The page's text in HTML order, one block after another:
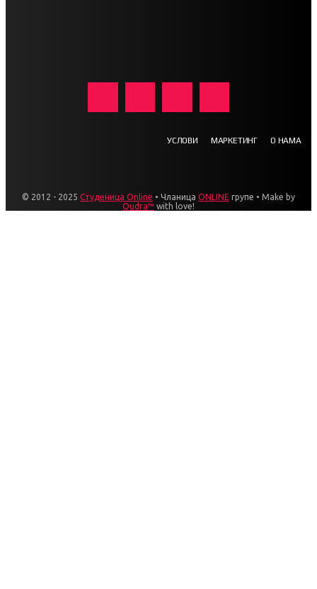
УСЛОВИ МАРКЕТИНГ О НАМА
© 2012 - 2025 Студеница Online • Чланица ONLINE групе • Make by
Qudra™ with love!